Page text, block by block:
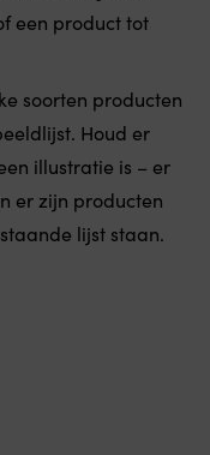
een product tot
soorten producten
Houd er
illustratie is – er
er zijn producten
lijst staan.